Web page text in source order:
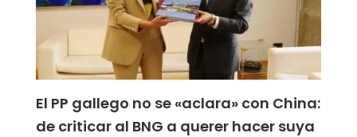
El PP gallego no se «aclara» con China:
de criticar al BNG a querer hacer suya